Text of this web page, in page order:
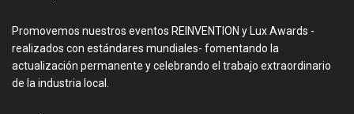
Promovemos nuestros eventos REINVENTION y Lux Awards -
realizados con estándares mundiales- fomentando la
actualización permanente y celebrando el trabajo extraordinario
de la industria local.